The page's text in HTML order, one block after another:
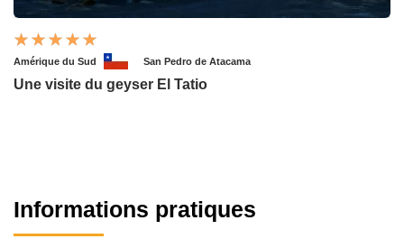
Amérique du Sud San Pedro de Atacama
Une visite du geyser El Tatio
Informations pratiques